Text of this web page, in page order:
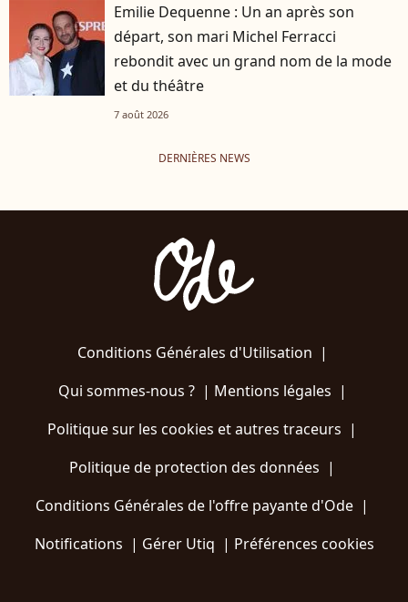
Emilie Dequenne : Un an après son
départ, son mari Michel Ferracci
rebondit avec un grand nom de la mode
et du théâtre
7 août 2026
DERNIÈRES NEWS
Conditions Générales d'Utilisation |
Qui sommes-nous ?| Mentions légales |
Politique sur les cookies et autres traceurs |
Politique de protection des données |
Conditions Générales de l'offre payante d'Ode |
Notifications | Gérer Utiq | Préférences cookies